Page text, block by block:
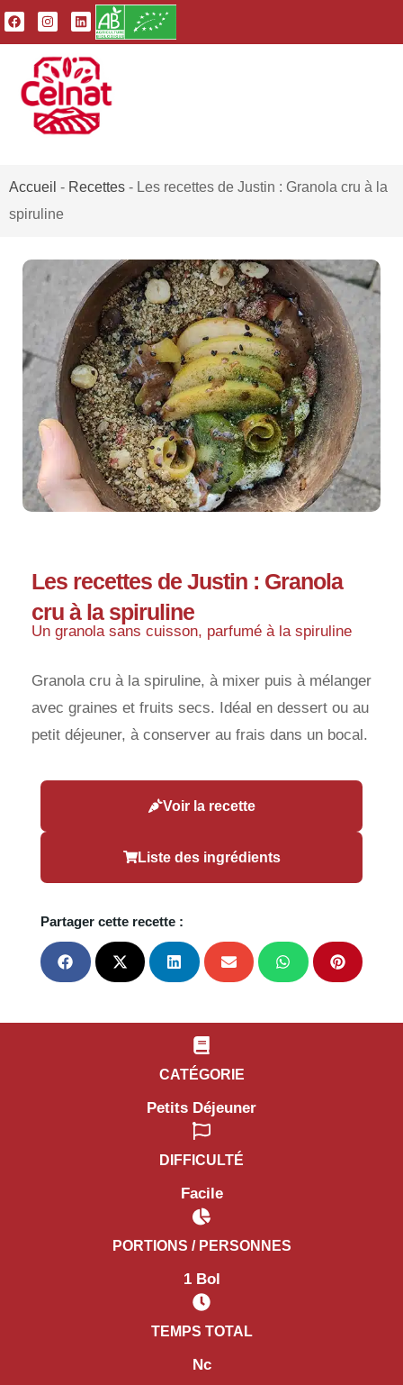
Accueil - Recettes - Les recettes de Justin : Granola cru à la
spiruline
Les recettes de Justin : Granola
cru à la spiruline
Un granola sans cuisson, parfumé à la spiruline
Granola cru à la spiruline, à mixer puis à mélanger
avec graines et fruits secs. Idéal en dessert ou au
petit déjeuner, à conserver au frais dans un bocal.
Voir la recette
Liste des ingrédients
Partager cette recette :
CATÉGORIE
Petits Déjeuner
DIFFICULTÉ
Facile
PORTIONS / PERSONNES
1 Bol
TEMPS TOTAL
Nc